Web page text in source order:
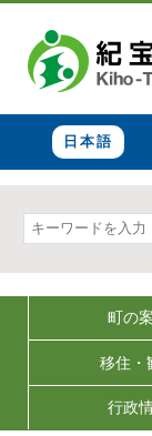
日本語
町の
移住・
行政